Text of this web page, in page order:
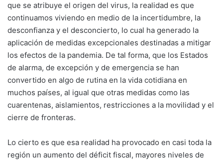
que se atribuye el origen del virus, la realidad es que
continuamos viviendo en medio de la incertidumbre, la
desconfianza y el desconcierto, lo cual ha generado la
aplicación de medidas excepcionales destinadas a mitigar
los efectos de la pandemia. De tal forma, que los Estados
de alarma, de excepción y de emergencia se han
convertido en algo de rutina en la vida cotidiana en
muchos países, al igual que otras medidas como las
cuarentenas, aislamientos, restricciones a la movilidad y el
cierre de fronteras.
Lo cierto es que esa realidad ha provocado en casi toda la
región un aumento del déficit fiscal, mayores niveles de